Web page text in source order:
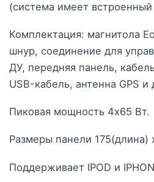
(система имеет
Комплектация: магнитола
шнур, соединение для
ДУ, передняя панель,
USB-кабель, антенна GPS и
Пиковая мощность 4x65 Вт.
Размеры панели 175(длина)
Поддерживает IPOD и